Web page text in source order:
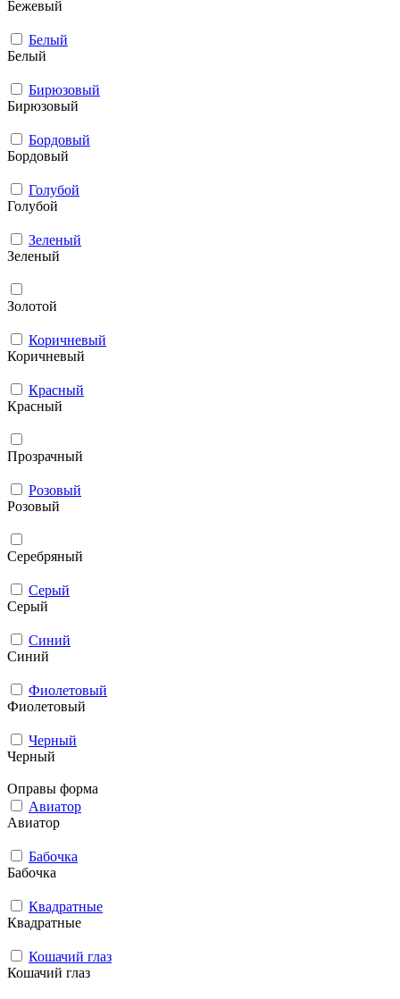
Бежевый
Белый
Белый
Бирюзовый
Бирюзовый
Бордовый
Бордовый
Голубой
Голубой
Зеленый
Зеленый
Золотой
Коричневый
Коричневый
Красный
Красный
Прозрачный
Розовый
Розовый
Серебряный
Серый
Серый
Синий
Синий
Фиолетовый
Фиолетовый
Черный
Черный
Оправы форма
Авиатор
Авиатор
Бабочка
Бабочка
Квадратные
Квадратные
Кошачий глаз
Кошачий глаз